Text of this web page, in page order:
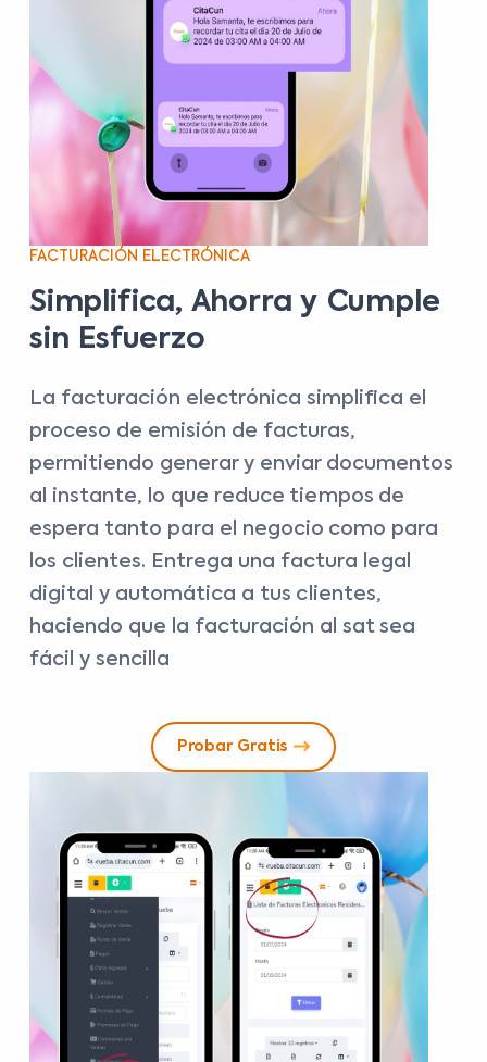
FACTURACIÓN ELECTRÓNICA
Simplifica, Ahorra y Cumple
sin Esfuerzo
La facturación electrónica simplifica el
proceso de emisión de facturas,
permitiendo generar y enviar documentos
al instante, lo que reduce tiempos de
espera tanto para el negocio como para
los clientes. Entrega una factura legal
digital y automática a tus clientes,
haciendo que la facturación al sat sea
fácil y sencilla
Probar Gratis